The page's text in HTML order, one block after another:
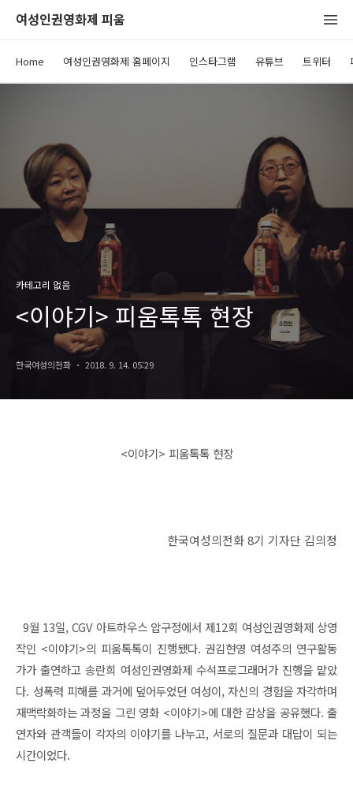
여성인권영화제 피움
Home 여성인권영화제 홈페이지 인스타그램 유튜브 트위터
카테고리 없음
<이야기> 피움톡톡 현장
한국여성의전화 2018. 9. 14. 05:29
<이야기> 피움톡톡 현장
한국여성의전화 8기 기자단 김의정
9월 13일, CGV 아트하우스 압구정에서 제12회 여성인권영화제 상영
작인 <이야기>의 피움톡톡이 진행됐다. 권김현영 여성주의 연구활동
가가 출연하고 송란희 여성인권영화제 수석프로그래머가 진행을 맡았
다. 성폭력 피해를 과거에 덮어두었던 여성이, 자신의 경험을 자각하며
재맥락화하는 과정을 그린 영화 <이야기>에 대한 감상을 공유했다. 출
연자와 관객들이 각자의 이야기를 나누고, 서로의 질문과 대답이 되는
시간이었다.